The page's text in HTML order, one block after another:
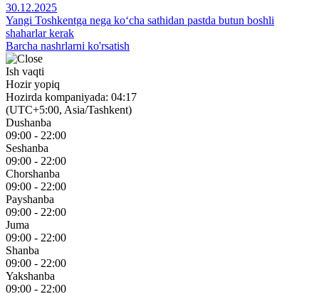
30.12.2025
Yangi Toshkentga nega ko‘cha sathidan pastda butun boshli
shaharlar kerak
Barcha nashrlarni ko'rsatish
Ish vaqti
Hozir yopiq
Hozirda kompaniyada: 04:17
(UTC+5:00, Asia/Tashkent)
Dushanba
09:00 - 22:00
Seshanba
09:00 - 22:00
Chorshanba
09:00 - 22:00
Payshanba
09:00 - 22:00
Juma
09:00 - 22:00
Shanba
09:00 - 22:00
Yakshanba
09:00 - 22:00